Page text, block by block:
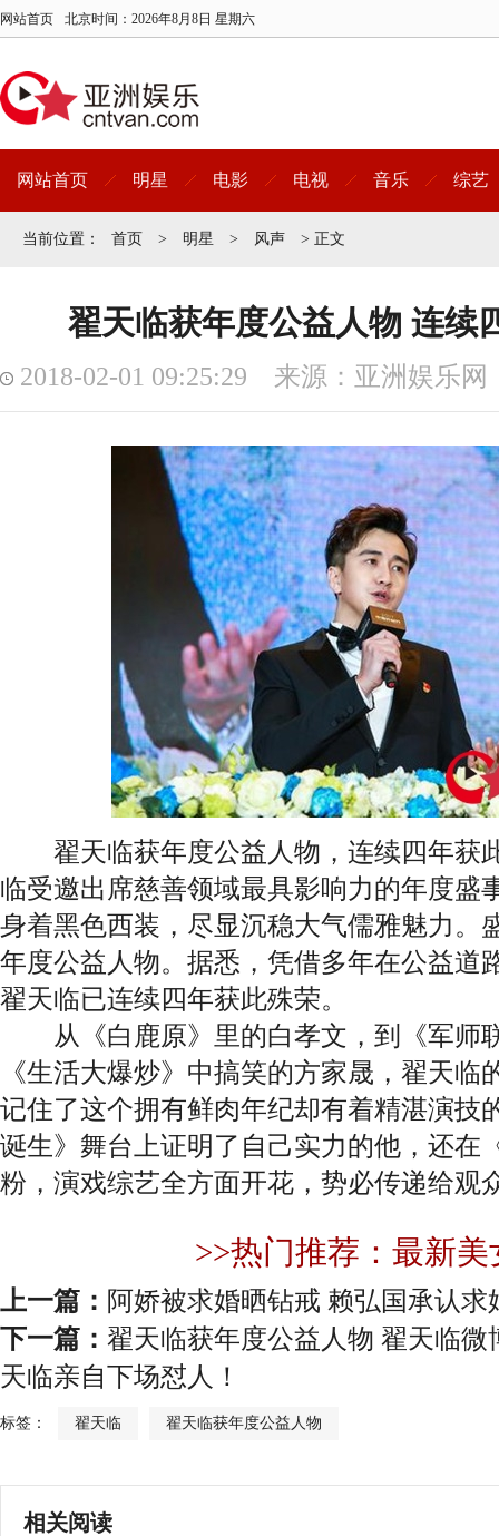
网站首页 北京时间： 2026年8月8日 星期六
网站首页 明星 电影 电视 音乐 综艺
当前位置： 首页 > 明星 > 风声 > 正文
翟天临获年度公益人物 连续
2018-02-01 09:25:29 来源：亚洲娱乐网
翟天临获年度公益人物，连续四年获
临受邀出席慈善领域最具影响力的年度盛
身着黑色西装，尽显沉稳大气儒雅魅力。
年度公益人物。据悉，凭借多年在公益道
翟天临已连续四年获此殊荣。
从《白鹿原》里的白孝文，到《军师
《生活大爆炒》中搞笑的方家晟，翟天临
记住了这个拥有鲜肉年纪却有着精湛演技
诞生》舞台上证明了自己实力的他，还在
粉，演戏综艺全方面开花，势必传递给观
>>热门推荐：最新美
上一篇： 阿娇被求婚晒钻戒 赖弘国承认求
下一篇： 翟天临获年度公益人物 翟天临
天临亲自下场怼人！
标签： 翟天临 翟天临获年度公益人物
相关阅读